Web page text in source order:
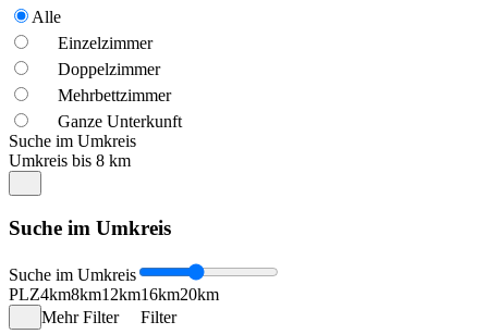
Alle
Einzelzimmer
Doppelzimmer
Mehrbettzimmer
Ganze Unterkunft
Suche im Umkreis
Umkreis bis 8 km
Suche im Umkreis
Suche im Umkreis
PLZ4km8km12km16km20km
Mehr Filter
Filter